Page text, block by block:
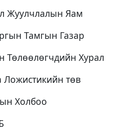
Жуулчлалын Яам
Тамгын Газар
Төлөөлөгчдийн Хурал
Ложистикийн төв
Холбоо